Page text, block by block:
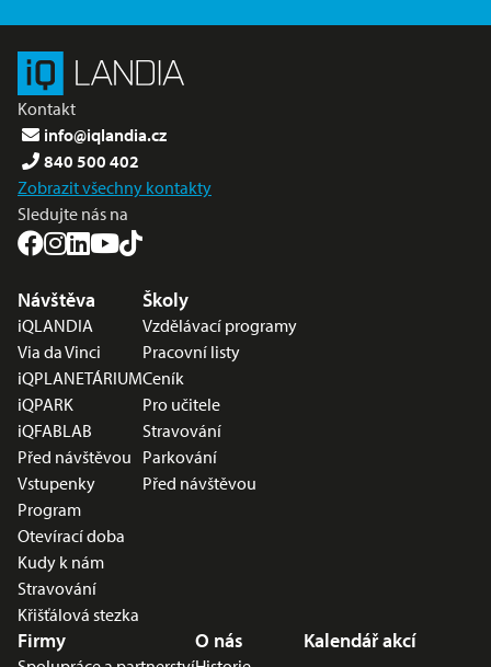
Kontakt
info@iqlandia.cz
840 500 402
Zobrazit všechny kontakty
Sledujte nás na
Nabídka v zápatí
Návštěva
iQLANDIA
Via da Vinci
iQPLANETÁRIUM
iQPARK
iQFABLAB
Před návštěvou
Vstupenky
Program
Otevírací doba
Kudy k nám
Stravování
Křišťálová stezka
Školy
Vzdělávací programy
Pracovní listy
Ceník
Pro učitele
Stravování
Parkování
Před návštěvou
Firmy O nás Kalendář akcí